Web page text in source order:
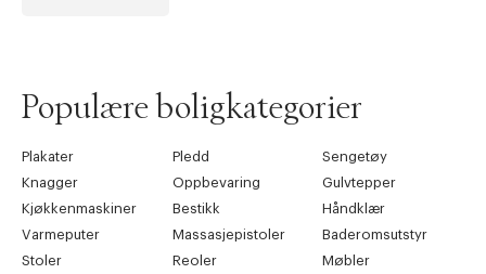
Populære boligkategorier
Plakater Pledd
Sengetøy
Knagger
Oppbevaring
Gulvtepper
Kjøkkenmaskiner
Bestikk
Håndklær
Varmeputer
Massasjepistoler
Baderomsutstyr
Stoler
Reoler
Møbler